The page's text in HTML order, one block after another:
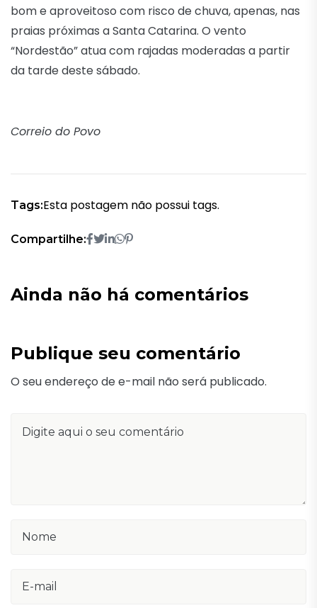
bom e aproveitoso com risco de chuva, apenas, nas
praias próximas a Santa Catarina. O vento
“Nordestão” atua com rajadas moderadas a partir
da tarde deste sábado.
Correio do Povo
Tags:Esta postagem não possui tags.
Compartilhe:
Ainda não há comentários
Publique seu comentário
O seu endereço de e-mail não será publicado.